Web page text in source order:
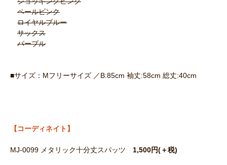
ペールピンク
ロイヤルブルー
サックス
パープル
■サイズ：Mフリーサイズ ／B:85cm 袖丈:58cm 総丈:40cm
【コーディネイト】
MJ-0099 メタリック十分丈スパッツ 1,500円(＋税)